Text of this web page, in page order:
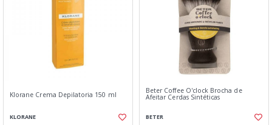
Klorane Crema Depilatoria 150 ml
KLORANE
Beter Coffee O'clock Brocha de
Afeitar Cerdas Sintéticas
BETER